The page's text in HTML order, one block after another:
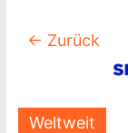
← Zurück
Weltweit